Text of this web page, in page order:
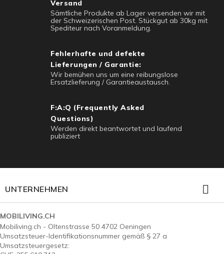
Versand
Sämtliche Produkte ab Lager versenden wir mit
der Schweizerischen Post. Stückgut ab 30kg mit
Spediteur nach Voranmeldung.
Fehlerhafte und defekte
Lieferungen / Garantie:
Wir bemühen uns um eine reibungslose
Ersatzlieferung / Garantieaustausch.
F:A:Q (Frequently Asked
Questions)
Werden direkt beantwortet und laufend
publiziert
UNTERNEHMEN 
MOBILIVING.CH
Mobiliving.ch - Oltenstrasse 50 4702 Oeningen
Umsatzsteuer-Identifikationsnummer gemäß § 27 a
Umsatzsteuergesetz: